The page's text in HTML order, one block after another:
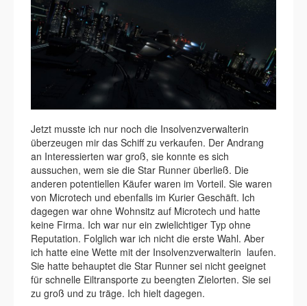
Jetzt musste ich nur noch die Insolvenzverwalterin
überzeugen mir das Schiff zu verkaufen. Der Andrang
an Interessierten war groß, sie konnte es sich
aussuchen, wem sie die Star Runner überließ. Die
anderen potentiellen Käufer waren im Vorteil. Sie waren
von Microtech und ebenfalls im Kurier Geschäft. Ich
dagegen war ohne Wohnsitz auf Microtech und hatte
keine Firma. Ich war nur ein zwielichtiger Typ ohne
Reputation. Folglich war ich nicht die erste Wahl. Aber
ich hatte eine Wette mit der Insolvenzverwalterin laufen.
Sie hatte behauptet die Star Runner sei nicht geeignet
für schnelle Eiltransporte zu beengten Zielorten. Sie sei
zu groß und zu träge. Ich hielt dagegen.